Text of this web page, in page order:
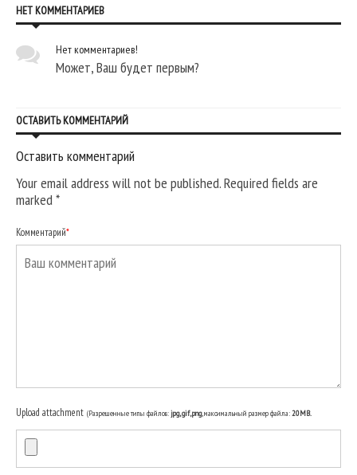
НЕТ КОММЕНТАРИЕВ
Нет комментариев!
Может, Ваш будет первым?
ОСТАВИТЬ КОММЕНТАРИЙ
Оставить комментарий
Your email address will not be published. Required fields are
marked*
Комментарий*
Upload attachment (Разрешенные типы файлов:jpg, gif, png, максимальный размер файла:20MB.